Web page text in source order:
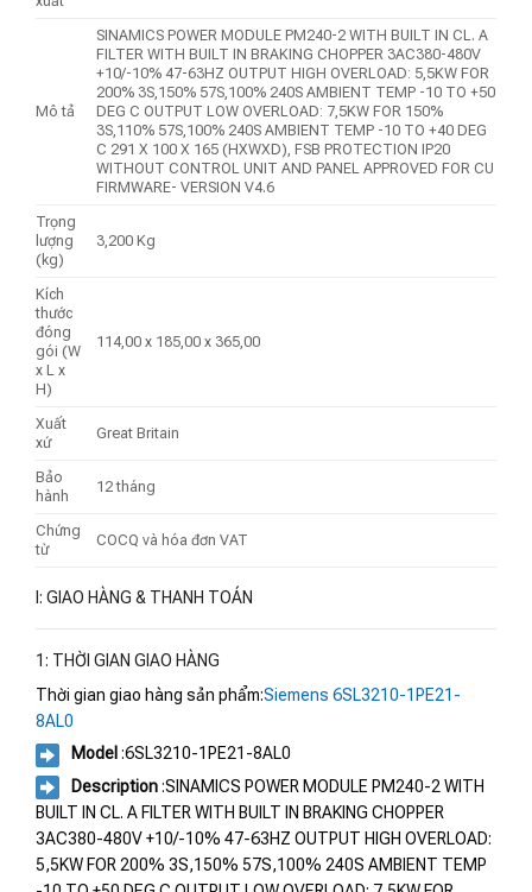
Mô tả
SINAMICS POWER MODULE PM240-2 WITH BUILT IN CL. A
FILTER WITH BUILT IN BRAKING CHOPPER 3AC380-480V
+10/-10% 47-63HZ OUTPUT HIGH OVERLOAD: 5,5KW FOR
200% 3S,150% 57S,100% 240S AMBIENT TEMP -10 TO +50
DEG C OUTPUT LOW OVERLOAD: 7,5KW FOR 150%
3S,110% 57S,100% 240S AMBIENT TEMP -10 TO +40 DEG
C 291 X 100 X 165 (HXWXD), FSB PROTECTION IP20
WITHOUT CONTROL UNIT AND PANEL APPROVED FOR CU
FIRMWARE- VERSION V4.6
Trọng
lượng
(kg)
3,200 Kg
Kích
thước
đóng
gói (W
x L x
H)
114,00 x 185,00 x 365,00
Xuất
xứ
Great Britain
Bảo
hành
12 tháng
Chứng
từ
COCQ và hóa đơn VAT
I: GIAO HÀNG & THANH TOÁN
1: THỜI GIAN GIAO HÀNG
Thời gian giao hàng sản phẩm:Siemens 6SL3210-1PE21-
8AL0
Model :6SL3210-1PE21-8AL0
Description:SINAMICS POWER MODULE PM240-2 WITH
BUILT IN CL. A FILTER WITH BUILT IN BRAKING CHOPPER
3AC380-480V +10/-10% 47-63HZ OUTPUT HIGH OVERLOAD:
5,5KW FOR 200% 3S,150% 57S,100% 240S AMBIENT TEMP